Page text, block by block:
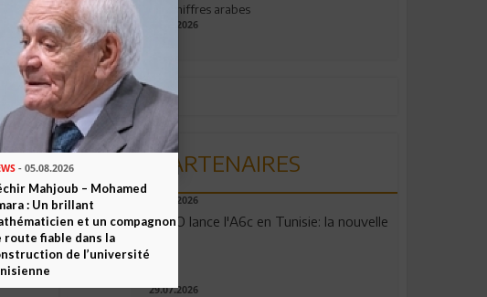
aux chiffres arabes
09.07.2026
PARTENAIRES
04.08.2026
OPPO lance l'A6c en Tunisie: la nouvelle
29.07.2026
- 05.08.2026
Mahjoub – Mohamed
: Un brillant
et un compagnon
route fiable dans la
de l’université